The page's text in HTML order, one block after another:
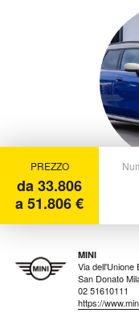
PREZZO
da 33.806
a 51.806 €
MINI
Via dell'Unione
San Donato
02 51610111
https://